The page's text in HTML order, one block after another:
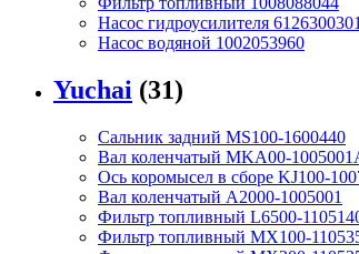
Насос гидроусилителя
Насос водяной 1002053960
Yuchai (31)
Сальник задний MS100-1600440
Вал коленчатый MKA00-
Ось коромысел в сборе KJ100-
Вал коленчатый A2000-1005001
Фильтр топливный L6500-
Фильтр топливный MX100-